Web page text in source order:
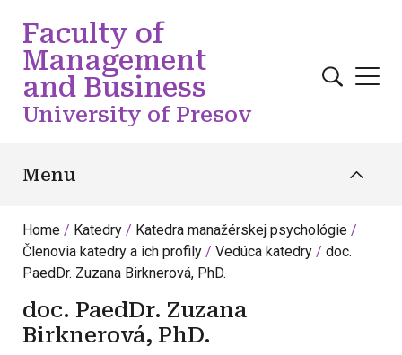
Faculty of
Management
and Business
University of Presov
Menu
Home Katedry
Katedra manažérskej psychológie
Členovia katedry a ich profily
Vedúca katedry
doc.
PaedDr. Zuzana Birknerová, PhD.
doc. PaedDr. Zuzana
Birknerová, PhD.